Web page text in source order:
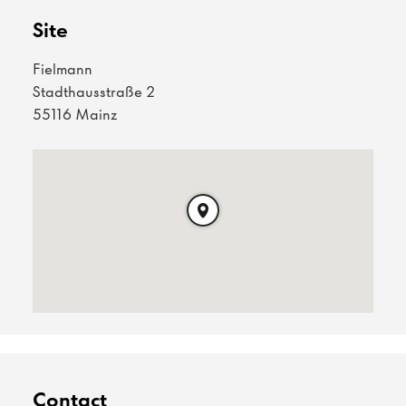
Site
Fielmann
Stadthausstraße 2
55116 Mainz
Contact